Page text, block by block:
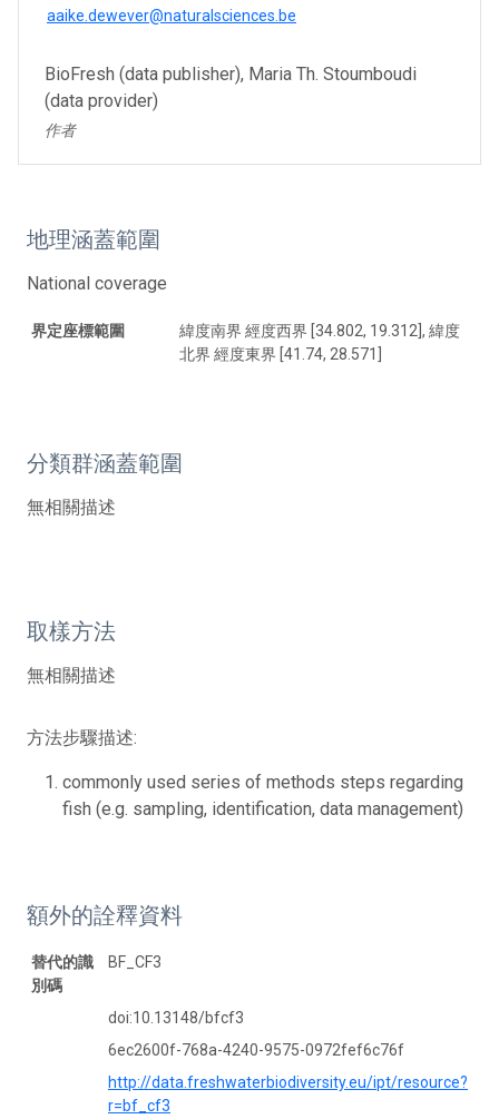
aaike.dewever@naturalsciences.be
BioFresh (data publisher), Maria Th. Stoumboudi
(data provider)
作者
地理涵蓋範圍
National coverage
界定座標範圍
緯度南界 經度西界 [34.802, 19.312], 緯度
北界 經度東界 [41.74, 28.571]
分類群涵蓋範圍
無相關描述
取樣方法
無相關描述
方法步驟描述:
commonly used series of methods steps regarding
fish (e.g. sampling, identification, data management)
額外的詮釋資料
替代的識
別碼
BF_CF3
doi:10.13148/bfcf3
6ec2600f-768a-4240-9575-0972fef6c76f
http://data.freshwaterbiodiversity.eu/ipt/resource?
r=bf_cf3